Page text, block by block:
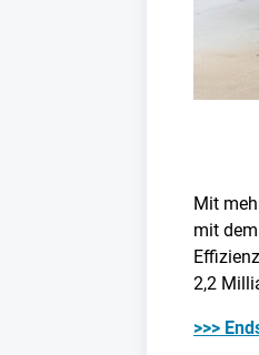
Mit
mit
2,2
>>>